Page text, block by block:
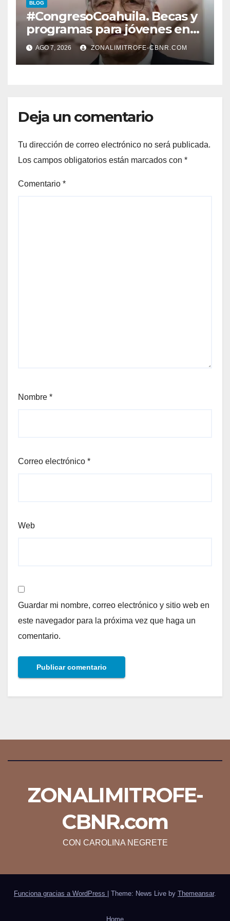
BLOG
#CongresoCoahuila. Becas y
programas para jóvenes en
áreas agropecuarias, plantea
Raúl Onofre
AGO 7, 2026 ZONALIMITROFE-CBNR.COM
Deja un comentario
Tu dirección de correo electrónico no será publicada.
Los campos obligatorios están marcados con *
Comentario *
Nombre *
Correo electrónico *
Web
Guardar mi nombre, correo electrónico y sitio web en
este navegador para la próxima vez que haga un
comentario.
ZONALIMITROFE-
CBNR.com
CON CAROLINA NEGRETE
Funciona gracias a WordPress Theme: News Live by Themeansar.
Home